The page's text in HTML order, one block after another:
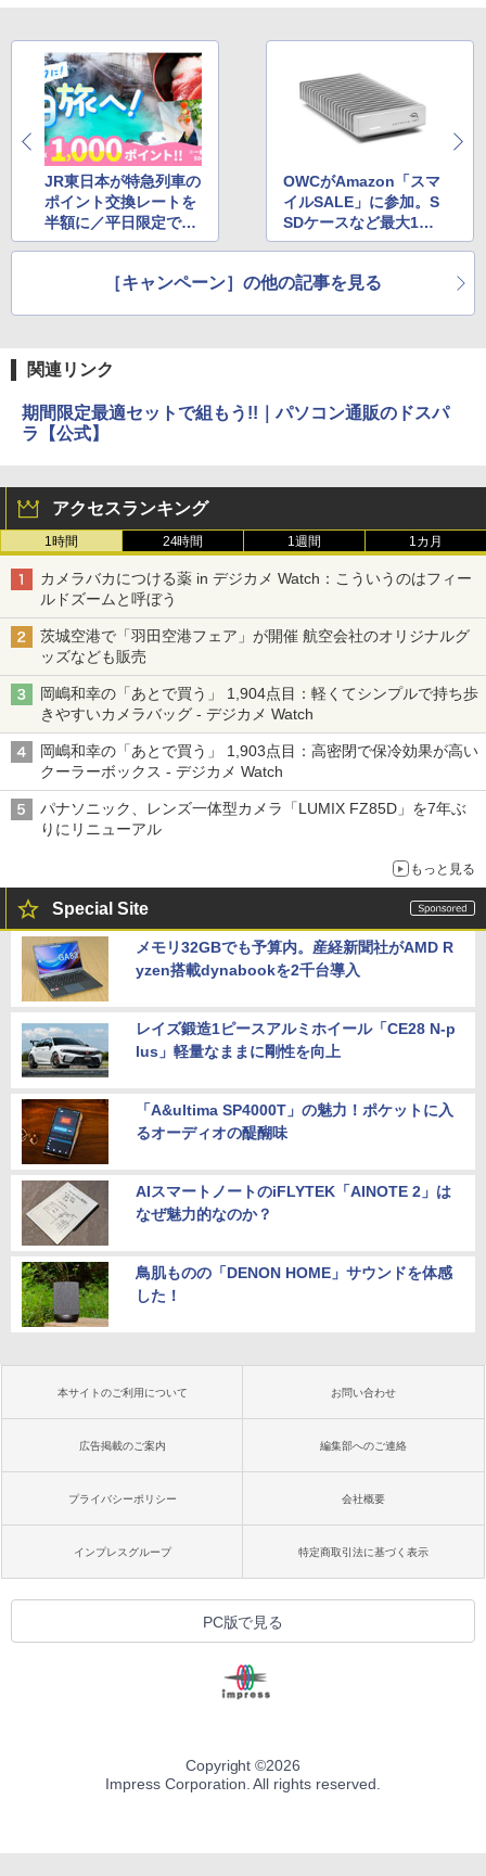
JR東日本が特急列車の
ポイント交換レートを
半額に／平日限定で2
月末まで
OWCがAmazon「スマ
イルSALE」に参加。S
SDケースなど最大19%
オフ
［キャンペーン］の他の記事を見る
関連リンク
期間限定最適セットで組もう!!｜パソコン通販のドスパ
ラ【公式】
アクセスランキング
1時間 24時間 1週間 1カ月
カメラバカにつける薬 in デジカメ Watch：こういうのはフィー
ルドズームと呼ぼう
茨城空港で「羽田空港フェア」が開催 航空会社のオリジナルグ
ッズなども販売
岡嶋和幸の「あとで買う」 1,904点目：軽くてシンプルで持ち歩
きやすいカメラバッグ - デジカメ Watch
岡嶋和幸の「あとで買う」 1,903点目：高密閉で保冷効果が高い
クーラーボックス - デジカメ Watch
パナソニック、レンズ一体型カメラ「LUMIX FZ85D」を7年ぶ
りにリニューアル
もっと見る
Special Site
メモリ32GBでも予算内。産経新聞社がAMD R
yzen搭載dynabookを2千台導入
レイズ鍛造1ピースアルミホイール「CE28 N-p
lus」軽量なままに剛性を向上
「A&ultima SP4000T」の魅力！ポケットに入
るオーディオの醍醐味
AIスマートノートのiFLYTEK「AINOTE 2」は
なぜ魅力的なのか？
鳥肌ものの「DENON HOME」サウンドを体感
した！
本サイトのご利用について お問い合わせ
広告掲載のご案内 編集部へのご連絡
プライバシーポリシー 会社概要
インプレスグループ 特定商取引法に基づく表示
PC版で見る
Copyright ©2026
Impress Corporation. All rights reserved.